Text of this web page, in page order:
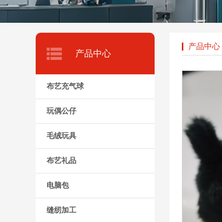
产品中心
布艺充气球
玩偶公仔
毛绒玩具
布艺礼品
电脑包
缝纫加工
产品中心